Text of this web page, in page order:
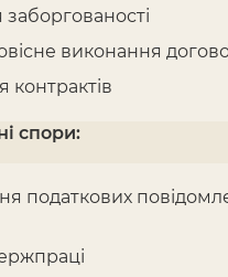
виконання
контрактів
спори:
податкових